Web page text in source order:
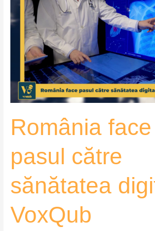
România face
pasul către
sănătatea
VoxQub
face
pasul
sănătatea
digitală
VoxQub